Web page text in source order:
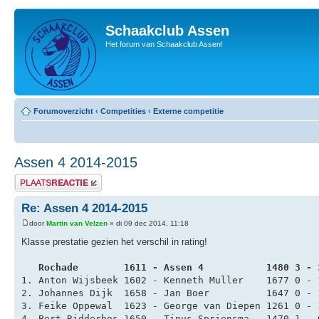
Schaakclub Assen
Het forum van Schaakclub Assen!
Forumoverzicht ‹ Competities ‹ Externe competitie
Assen 4 2014-2015
Plaats een reactie
Re: Assen 4 2014-2015
doorMartin van Velzen » di 09 dec 2014, 11:18
Klasse prestatie gezien het verschil in rating!
Rochade        1611 - Assen 4           1480 3 -
1. Anton Wijsbeek 1602 - Kenneth Muller    1677 0 -
2. Johannes Dijk  1658 - Jan Boer          1647 0 -
3. Feike Oppewal  1623 - George van Diepen 1261 0 -